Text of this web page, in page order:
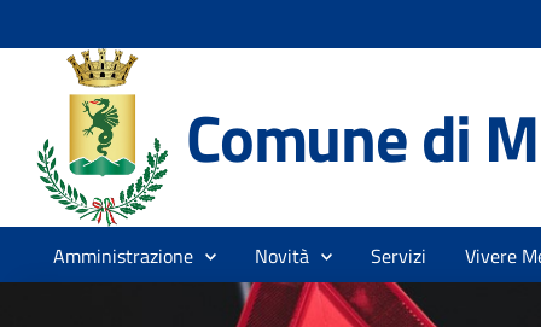
Comune di
Amministrazione Novità Servizi Vivere